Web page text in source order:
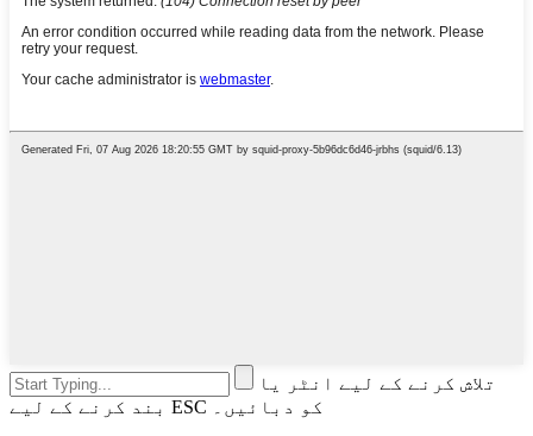
تلاش کرنے کے لیے انٹر یا
بند کرنے کے لیے ESC کو دبائیں۔